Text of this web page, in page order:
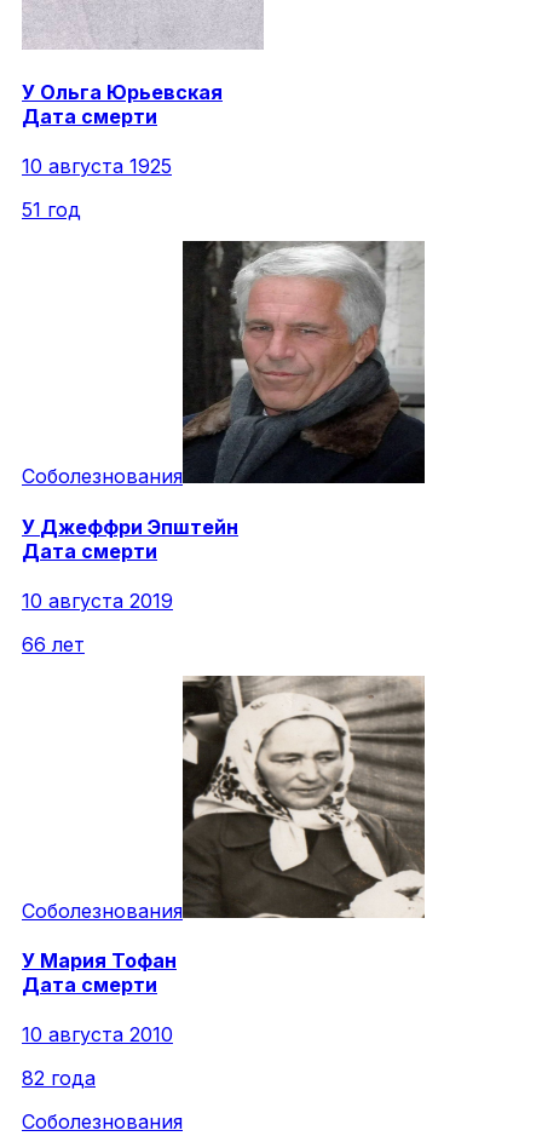
У Ольга Юрьевская
Дата смерти
10 августа 1925
51 год
Соболезнования
У Джеффри Эпштейн
Дата смерти
10 августа 2019
66 лет
Соболезнования
У Мария Тофан
Дата смерти
10 августа 2010
82 года
Соболезнования